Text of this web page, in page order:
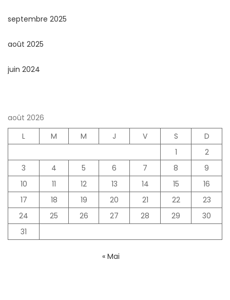
septembre 2025
août 2025
juin 2024
août 2026
L
M M J V S
D
1
2
3
4 5 6 7 8
9
10
11 12 13 14 15
16
17
18 19 20 21 22
23
24
25 26 27 28 29
30
31
« Mai